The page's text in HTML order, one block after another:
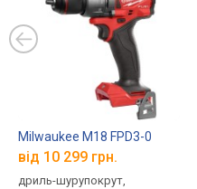
Milwaukee M18 FPD3-0
від 10 299 грн.
дриль-шурупокрут,